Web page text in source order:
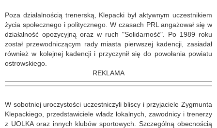
Poza działalnością trenerską, Klepacki był aktywnym uczestnikiem
życia społecznego i politycznego. W czasach PRL angażował się w
działalność opozycyjną oraz w ruch "Solidarność". Po 1989 roku
został przewodniczącym rady miasta pierwszej kadencji, zasiadał
również w kolejnej kadencji i przyczynił się do powołania powiatu
ostrowskiego.
REKLAMA
W sobotniej uroczystości uczestniczyli bliscy i przyjaciele Zygmunta
Klepackiego, przedstawiciele władz lokalnych, zawodnicy i trenerzy
z UOLKA oraz innych klubów sportowych. Szczególną obecnością